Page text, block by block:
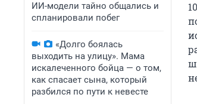
ИИ-модели тайно общались и
спланировали побег
«Долго боялась
выходить на улицу». Мама
искалеченного бойца — о том,
как спасает сына, который
разбился по пути к невесте